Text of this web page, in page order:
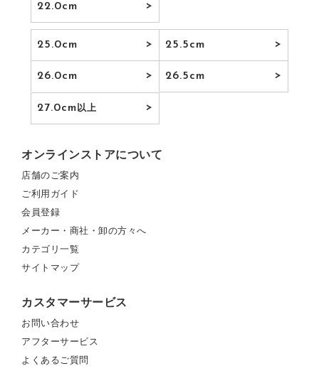
22.0cm
25.0cm 25.5cm
26.0cm 26.5cm
27.0cm以上
オンラインストアについて
店舗のご案内
ご利用ガイド
会員登録
メーカー・商社・卸の方々へ
カテゴリ一覧
サイトマップ
カスタマーサービス
お問い合わせ
アフターサービス
よくあるご質問